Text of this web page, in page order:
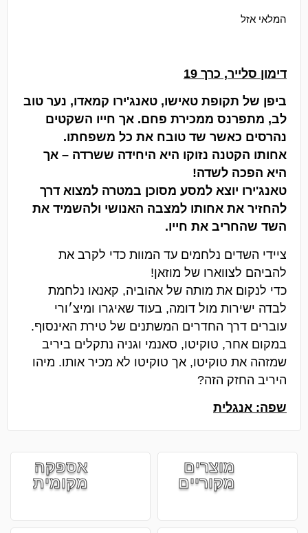
המלאי אזל
דימון סלייר, כרך 19
ביפן של תקופת טאישו, טאנג'ירו קמאדו, נער טוב
לב, מתפרנס ממכירת פחם. אך חייו השקטים
נהרסים כאשר שד טובח את כל משפחתו.
אחותו הקטנה נזוקו היא היחידה ששרדה – אך
היא הפכה לשדה!
טאנג'ירו יוצא למסע מסוכן במטרה למצוא דרך
להחזיר את אחותו למצבה האנושי ולהשמיד את
השד שהחריב את חייו.
ציידי השדים נלחמים עד המוות כדי לקרב את
להביהם לצווארו של מוזאן!
כדי לנקום את מותה של אהוביה, קאנאו נלחמת
לבדה ישירות מול דומה, בעוד שאיגרו ומיצ׳ורי
עוברים דרך החדרים המשתנים של טירת האינסוף.
במקום אחר, טוקיטו, סאנמי וגניה נתקלים ביריב
שמזהה את טוקיטו, אך טוקיטו לא מכיר אותו. מיהו
היריב החזק הזה?
שפה: אנגלית
מוצרים
מקוריים
אספקה
מקומית